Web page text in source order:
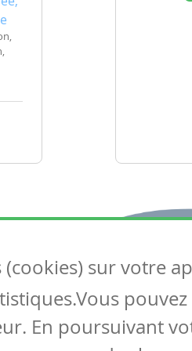
Suivez-
Contactez-nous
Soutien
sur votre
En poursuivant